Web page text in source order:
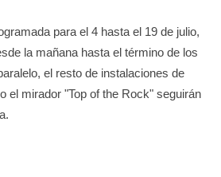
para el 4 hasta el 19 de julio,
la mañana hasta el término de los
el resto de instalaciones de
el mirador "Top of the Rock" seguirán